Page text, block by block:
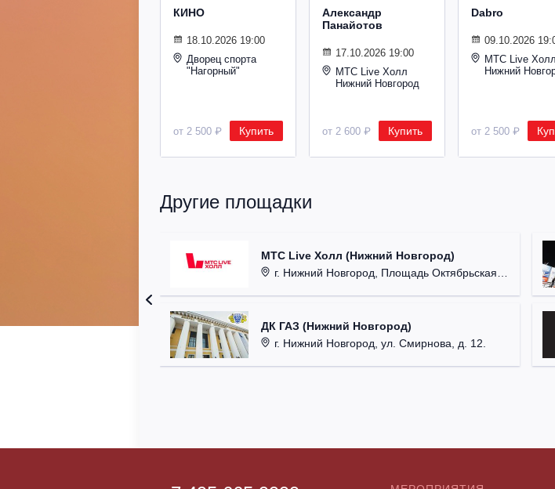
КИНО
18.10.2026 19:00
Дворец спорта
"Нагорный"
от 2 500 ₽ Купить
Александр
Панайотов
17.10.2026 19:00
МТС Live Холл
Нижний Новгород
от 2 600 ₽ Купить
Dabro
09.10.2026
МТС Live Холл
Нижний
от 2 500 ₽
Другие площадки
МТС Live Холл (Нижний Новгород)
г. Нижний Новгород, Площадь Октябрьская, д. 1.
ДК ГАЗ (Нижний Новгород)
г. Нижний Новгород, ул. Смирнова, д. 12.